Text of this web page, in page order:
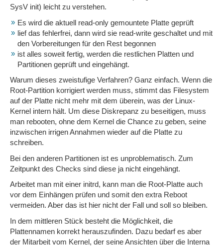
SysV init) leicht zu verstehen.
Es wird die aktuell read-only gemountete Platte geprüft
lief das fehlerfrei, dann wird sie read-write geschaltet und mit
den Vorbereitungen für den Rest begonnen
ist alles soweit fertig, werden die restlichen Platten und
Partitionen geprüft und eingehängt.
Warum dieses zweistufige Verfahren? Ganz einfach. Wenn die
Root-Partition korrigiert werden muss, stimmt das Filesystem
auf der Platte nicht mehr mit dem überein, was der Linux-
Kernel intern hält. Um diese Diskrepanz zu beseitigen, muss
man rebooten, ohne dem Kernel die Chance zu geben, seine
inzwischen irrigen Annahmen wieder auf die Platte zu
schreiben.
Bei den anderen Partitionen ist es unproblematisch. Zum
Zeitpunkt des Checks sind diese ja nicht eingehängt.
Arbeitet man mit einer initrd, kann man die Root-Platte auch
vor dem Einhängen prüfen und somit den extra Reboot
vermeiden. Aber das ist hier nicht der Fall und soll so bleiben.
In dem mittleren Stück besteht die Möglichkeit, die
Plattennamen korrekt herauszufinden. Dazu bedarf es aber
der Mitarbeit vom Kernel, der seine Ansichten über die Interna